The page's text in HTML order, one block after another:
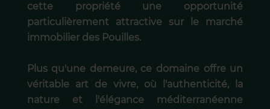
cette propriété une opportunité
particulièrement attractive sur le marché
immobilier des Pouilles.
Plus qu'une demeure, ce domaine offre un
véritable art de vivre, où l'authenticité, la
nature et l'élégance méditerranéenne